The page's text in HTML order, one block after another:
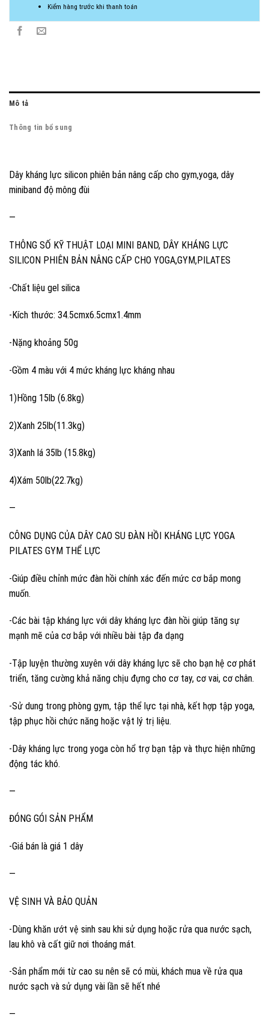
Kiểm hàng trước khi thanh toán
Mô tả
Thông tin bổ sung
Dây kháng lực silicon phiên bản nâng cấp cho gym,yoga, dây
miniband độ mông đùi
—
THÔNG SỐ KỸ THUẬT LOẠI MINI BAND, DÂY KHÁNG LỰC
SILICON PHIÊN BẢN NÂNG CẤP CHO YOGA,GYM,PILATES
-Chất liệu gel silica
-Kích thước: 34.5cmx6.5cmx1.4mm
-Nặng khoảng 50g
-Gồm 4 màu với 4 mức kháng lực kháng nhau
1)Hồng 15lb (6.8kg)
2)Xanh 25lb(11.3kg)
3)Xanh lá 35lb (15.8kg)
4)Xám 50lb(22.7kg)
—
CÔNG DỤNG CỦA DÂY CAO SU ĐÀN HỒI KHÁNG LỰC YOGA
PILATES GYM THỂ LỰC
-Giúp điều chỉnh mức đàn hồi chính xác đến mức cơ bắp mong
muốn.
-Các bài tập kháng lực với dây kháng lực đàn hồi giúp tăng sự
mạnh mẽ của cơ bắp với nhiều bài tập đa dạng
-Tập luyện thường xuyên với dây kháng lực sẽ cho bạn hệ cơ phát
triển, tăng cường khả năng chịu đựng cho cơ tay, cơ vai, cơ chân.
-Sử dung trong phòng gym, tập thể lực tại nhà, kết hợp tập yoga,
tập phục hồi chức năng hoặc vật lý trị liệu.
-Dây kháng lực trong yoga còn hổ trợ bạn tập và thực hiện những
động tác khó.
—
ĐÓNG GÓI SẢN PHẨM
-Giá bán là giá 1 dây
—
VỆ SINH VÀ BẢO QUẢN
-Dùng khăn ướt vệ sinh sau khi sử dụng hoặc rửa qua nước sạch,
lau khô và cất giữ nơi thoáng mát.
-Sản phẩm mới từ cao su nên sẽ có mùi, khách mua về rửa qua
nước sạch và sử dụng vài lần sẽ hết nhé
—